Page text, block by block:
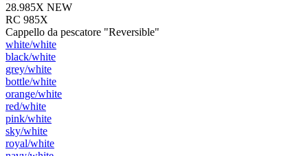
28.985X NEW
RC 985X
Cappello da pescatore "Reversible"
white/​white
black/​white
grey/​white
bottle/​white
orange/​white
red/​white
pink/​white
sky/​white
royal/​white